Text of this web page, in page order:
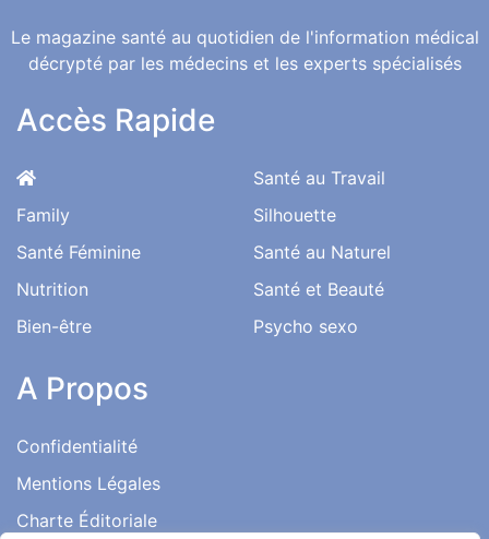
Le magazine santé au quotidien de l'information médical
décrypté par les médecins et les experts spécialisés
Accès Rapide
Family
Santé Féminine
Nutrition
Bien-être
Santé au Travail
Silhouette
Santé au Naturel
Santé et Beauté
Psycho sexo
A Propos
Confidentialité
Mentions Légales
Charte Éditoriale